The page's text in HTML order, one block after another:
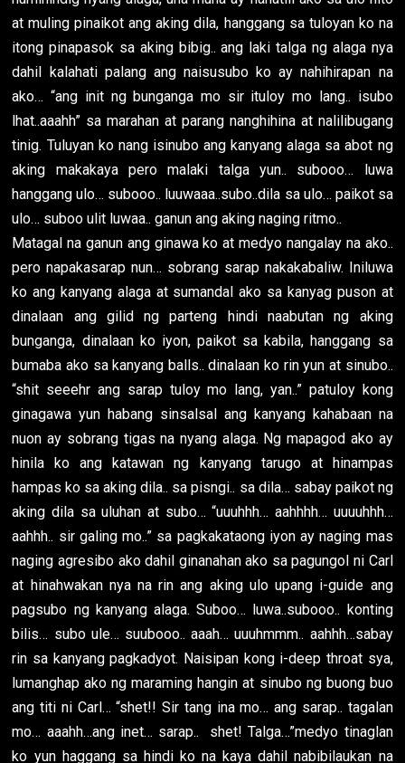
at muling pinaikot ang aking dila, hanggang sa tuloyan ko na
itong pinapasok sa aking bibig.. ang laki talga ng alaga nya
dahil kalahati palang ang naisusubo ko ay nahihirapan na
ako… “ang init ng bunganga mo sir ituloy mo lang.. isubo
lhat..aaahh” sa marahan at parang nanghihina at nalilibugang
tinig. Tuluyan ko nang isinubo ang kanyang alaga sa abot ng
aking makakaya pero malaki talga yun.. subooo… luwa
hanggang ulo… subooo.. luuwaaa..subo..dila sa ulo… paikot sa
ulo… suboo ulit luwaa.. ganun ang aking naging ritmo..
Matagal na ganun ang ginawa ko at medyo nangalay na ako..
pero napakasarap nun… sobrang sarap nakakabaliw. Iniluwa
ko ang kanyang alaga at sumandal ako sa kanyag puson at
dinalaan ang gilid ng parteng hindi naabutan ng aking
bunganga, dinalaan ko iyon, paikot sa kabila, hanggang sa
bumaba ako sa kanyang balls.. dinalaan ko rin yun at sinubo..
“shit seeehr ang sarap tuloy mo lang, yan..” patuloy kong
ginagawa yun habang sinsalsal ang kanyang kahabaan na
nuon ay sobrang tigas na nyang alaga. Ng mapagod ako ay
hinila ko ang katawan ng kanyang tarugo at hinampas
hampas ko sa aking dila.. sa pisngi.. sa dila… sabay paikot ng
aking dila sa uluhan at subo… “uuuhhh… aahhhh… uuuuhhh…
aahhh.. sir galing mo..” sa pagkakataong iyon ay naging mas
naging agresibo ako dahil ginanahan ako sa pagungol ni Carl
at hinahwakan nya na rin ang aking ulo upang i-guide ang
pagsubo ng kanyang alaga. Suboo… luwa..subooo.. konting
bilis… subo ule… suubooo.. aaah… uuuhmmm.. aahhh…sabay
rin sa kanyang pagkadyot. Naisipan kong i-deep throat sya,
lumanghap ako ng maraming hangin at sinubo ng buong buo
ang titi ni Carl… “shet!! Sir tang ina mo… ang sarap.. tagalan
mo… aaahh…ang inet… sarap.. shet! Talga…”medyo tinaglan
ko yun haggang sa hindi ko na kaya dahil nabibilaukan na